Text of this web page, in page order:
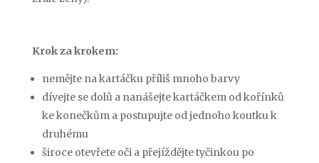
Krok za krokem:
nemějte na kartáčku příliš mnoho barvy
dívejte se dolů a nanášejte kartáčkem od kořínků
ke konečkům a postupujte od jednoho koutku k
druhému
široce otevřete oči a přejíždějte tyčinkou po